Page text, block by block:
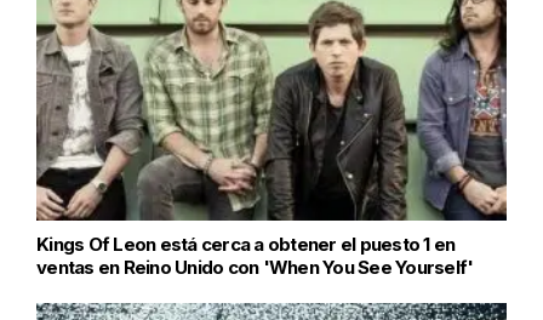
Kings Of Leon está cerca a obtener el puesto 1 en
ventas en Reino Unido con 'When You See Yourself'